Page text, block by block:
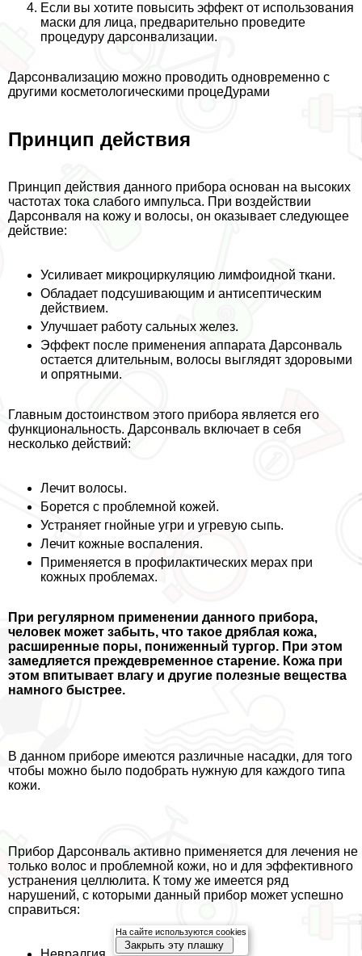
Если вы хотите повысить эффект от использования
маски для лица, предварительно проведите
процедуру дарсонвализации.
Дарсонвализацию можно проводить одновременно с
другими косметологическими процеДypaми
Принцип действия
Принцип действия данного прибора основан на высоких
частотах тока слабого импульса. При воздействии
Дарсонваля на кожу и волосы, он оказывает следующее
действие:
Усиливает микроциркуляцию лимфоидной ткани.
Обладает подсушивающим и антисептическим
действием.
Улучшает работу сальных желез.
Эффект после применения аппарата Дарсонваль
остается длительным, волосы выглядят здоровыми
и опрятными.
Главным достоинством этого прибора является его
функциональность. Дарсонваль включает в себя
несколько действий:
Лечит волосы.
Борется с проблемной кожей.
Устраняет гнойные угри и угревую сыпь.
Лечит кожные воспаления.
Применяется в профилактических мерах при
кожных проблемах.
При регулярном применении данного прибора,
человек может забыть, что такое дряблая кожа,
расширенные поры, пониженный тургор. При этом
замедляется преждевременное старение. Кожа при
этом впитывает влагу и другие полезные вещества
намного быстрее.
В данном приборе имеются различные насадки, для того
чтобы можно было подобрать нужную для каждого типа
кожи.
Прибор Дарсонваль активно применяется для лечения не
только волос и проблемной кожи, но и для эффективного
устранения целлюлита. К тому же имеется ряд
нарушений, с которыми данный прибор может успешно
справиться:
На сайте используются cookies
Закрыть эту плашку